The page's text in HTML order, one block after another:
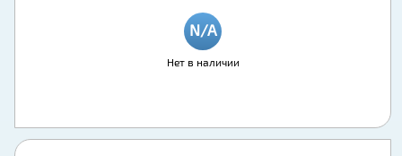
Нет в наличии